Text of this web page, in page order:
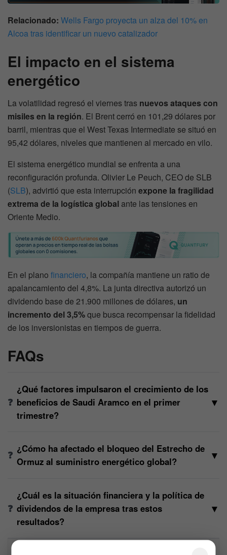
Relacionado: Wells Fargo proyecta un alza del 10% en
Alcoa tras identificar un nuevo catalizador
El impacto en el sistema
energético
La volatilidad regresó el viernes tras nuevos ataques con
misiles en la región. El Brent cerró en 101,29 dólares por
barril, mientras que el West Texas Intermediate se situó en
95,42 dólares, niveles que mantienen al mercado en vilo.
El sistema energético mundial se enfrenta a una
reconfiguración profunda. Olivier Le Peuch, CEO de SLB
(SLB), advirtió que esta interrupción expone la fragilidad
extrema de la logística global ante las tensiones en
Oriente Medio.
En el plano financiero, la compañía mantiene un ratio de
apalancamiento del 4,8%. La junta directiva autorizó un
dividendo base de 21.900 millones de dólares, un
incremento del 3,5%que busca recompensar la fidelidad
de los inversionistas en tiempos de guerra.
FAQs
¿Qué factores impulsaron el crecimiento de los
beneficios de Saudi Aramco en el primer
trimestre?
▼
¿Cómo ha afectado el bloqueo del Estrecho de
Ormuz al suministro energético global?
▼
¿Cuál es la situación financiera y la política de
dividendos de la empresa tras estos
resultados?
▼